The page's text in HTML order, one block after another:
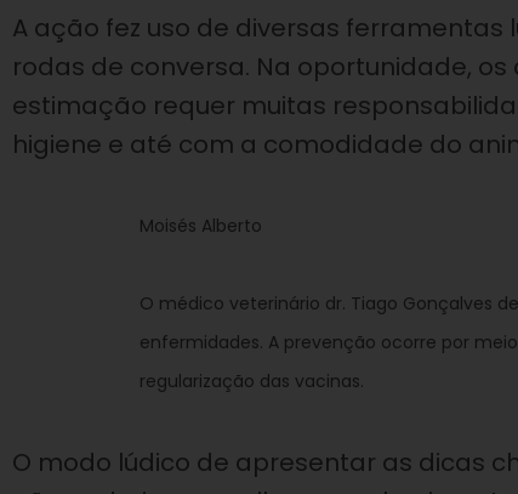
A ação fez uso de diversas
rodas de conversa. Na oportunidade,
estimação requer muitas
higiene e até com a comodidade do
Moisés Alberto
O médico veterinário dr. Tiago Gonçalves
enfermidades. A prevenção ocorre por
regularização das vacinas.
O modo lúdico de apresentar as dicas